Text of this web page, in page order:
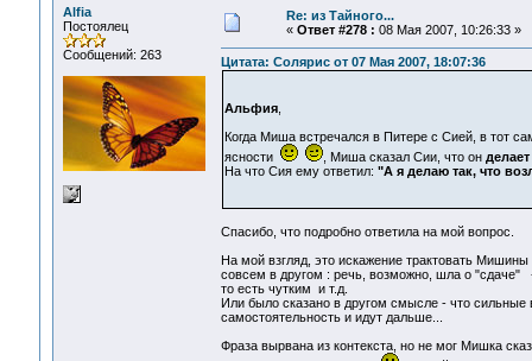
Alfia
Постоялец
Сообщений: 263
Re: из Тайного...
« Ответ #278 : 08 Мая 2007, 10:26:33 »
Цитата: Солярис от 07 Мая 2007, 18:07:36
Альфия,
Когда Миша встречался в Питере с Сией, в тот
ясности
, Миша сказал Сии, что он
На что Сия ему ответил: "А я делаю так, что
Спасибо, что подробно ответила на мой вопрос.
На мой взгляд, это искажение трактовать
совсем в другом : речь, возможно, шла о "сдаче"
то есть чутким и т.д.
Или было сказано в другом смысле - что сильные
самостоятельность и идут дальше...
Фраза вырвана из контекста, но не мог Мишка